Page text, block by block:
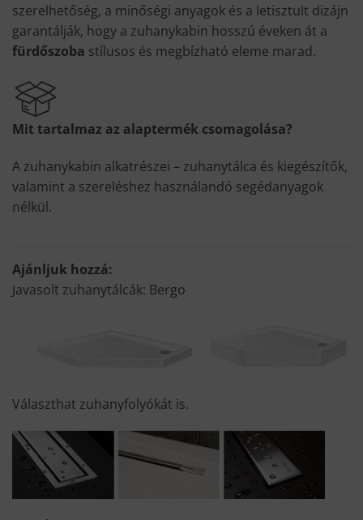
szerelhetőség, a minőségi anyagok és a letisztult dizájn
garantálják, hogy a zuhanykabin hosszú éveken át a
fürdőszoba stílusos és megbízható eleme marad.
Mit tartalmaz az alaptermék csomagolása?
A zuhanykabin alkatrészei – zuhanytálca és kiegészítők,
valamint a szereléshez használandó segédanyagok
nélkül.
Ajánljuk hozzá:
Javasolt zuhanytálcák: Bergo
Választhat zuhanyfolyókát is.